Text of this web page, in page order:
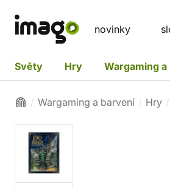
novinky
Světy Hry Wargaming
Wargaming a barvení Hry